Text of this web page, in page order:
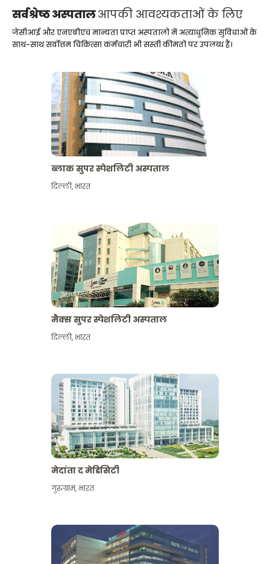
सर्वश्रेष्ठ अस्पतालआपकी आवश्यकताओं के लिए
जेसीआई और एनएबीएच मान्यता प्राप्त अस्पतालों में अत्याधुनिक सुविधाओं के
साथ-साथ सर्वोत्तम चिकित्सा कर्मचारी भी सस्ती कीमतों पर उपलब्ध हैं।
ब्लाक सुपर स्पेशलिटी अस्पताल
दिल्ली,भारत
मैक्स सुपर स्पेशलिटी अस्पताल
दिल्ली,भारत
मेदांता द मेडिसिटी
गुरुग्राम,भारत